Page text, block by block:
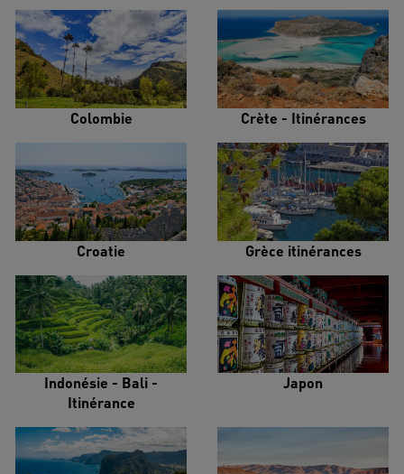
Colombie Crète - Itinérances
Croatie Grèce itinérances
Indonésie - Bali -
Itinérance
Japon